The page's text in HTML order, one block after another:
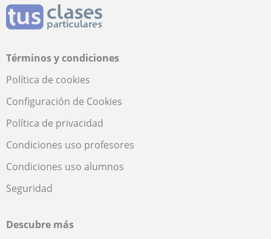
Términos y condiciones
Política de cookies
Configuración de Cookies
Política de privacidad
Condiciones uso profesores
Condiciones uso alumnos
Seguridad
Descubre más